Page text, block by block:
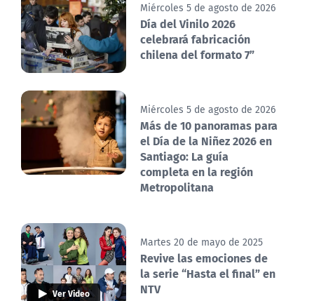
Miércoles 5 de agosto de 2026
Día del Vinilo 2026
celebrará fabricación
chilena del formato 7”
Miércoles 5 de agosto de 2026
Más de 10 panoramas para
el Día de la Niñez 2026 en
Santiago: La guía
completa en la región
Metropolitana
Ver Video
Martes 20 de mayo de 2025
Revive las emociones de
la serie “Hasta el final” en
NTV